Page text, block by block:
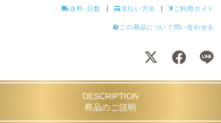
送料･日数 支払い方法 ご利用ガイド
この商品について問い合わせる
DESCRIPTION
商品のご説明